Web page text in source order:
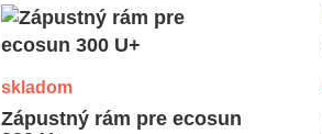
skladom
Zápustný rám pre ecosun